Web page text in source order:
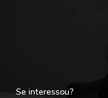
Se interessou?